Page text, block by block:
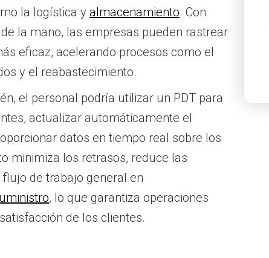
la logística yalmacenamiento. Con
la mano, las empresas pueden rastrear
eficaz, acelerando procesos como el
y el reabastecimiento.
el personal podría utilizar un PDT para
actualizar automáticamente el
datos en tiempo real sobre los
minimiza los retrasos, reduce las
de trabajo general en
, lo que garantiza operaciones
de los clientes.